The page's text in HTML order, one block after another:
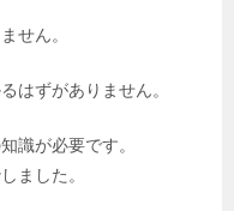
せん。
はずがありません。
識が必要です。
ました。